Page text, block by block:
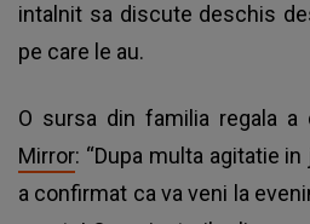
intalnit sa discute deschis
pe care le au.
O sursa din familia regala
Mirror: “Dupa multa agitatie
a confirmat ca va veni la